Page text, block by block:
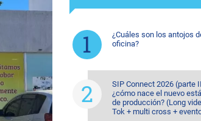
¿Cuáles son los antojos
oficina?
SIP Connect 2026 (parte
¿cómo nace el nuevo
de producción? (Long
Tok + multi cross +